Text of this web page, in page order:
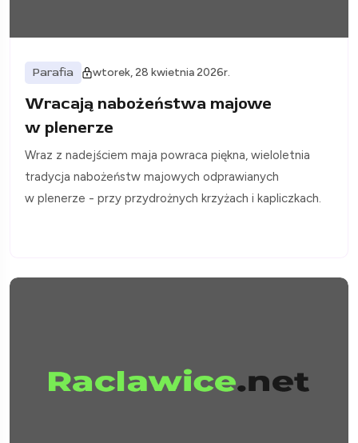
Parafia wtorek, 28 kwietnia 2026r.
Wracają nabożeństwa majowe
w plenerze
Wraz z nadejściem maja powraca piękna, wieloletnia
tradycja nabożeństw majowych odprawianych
w plenerze - przy przydrożnych krzyżach i kapliczkach.